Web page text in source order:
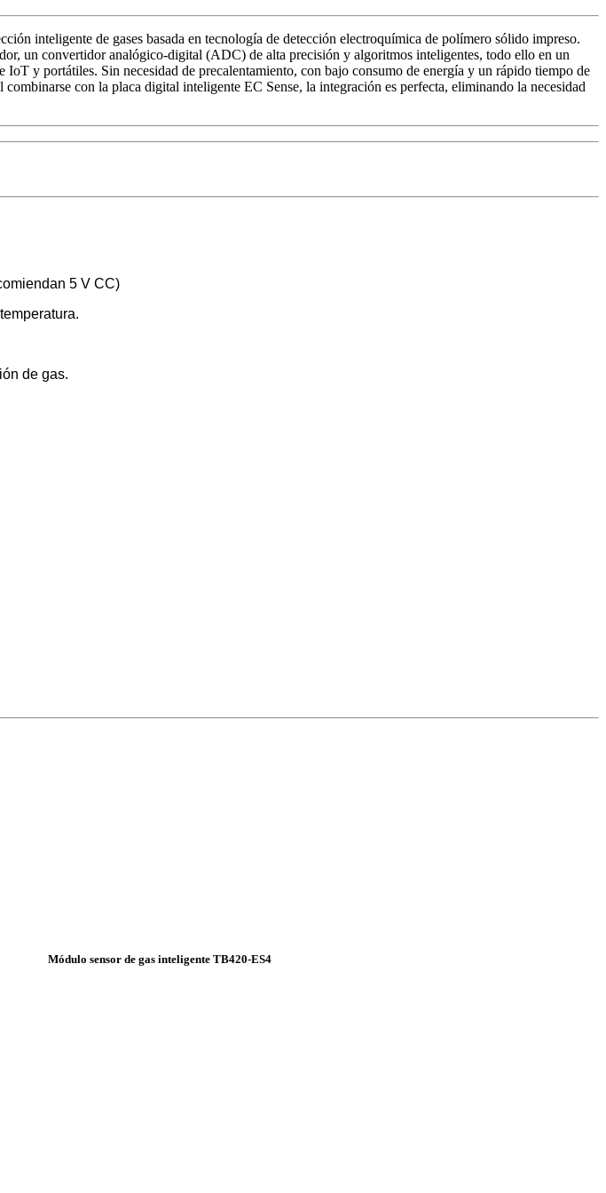
inteligente de gases basada en tecnología de detección electroquímica de polímero sólido impreso.
un convertidor analógico-digital (ADC) de alta precisión y algoritmos inteligentes, todo ello en un
y portátiles. Sin necesidad de precalentamiento, con bajo consumo de energía y un rápido tiempo de
con la placa digital inteligente EC Sense, la integración es perfecta, eliminando la necesidad
5 V CC)
de gas.
Módulo sensor de gas inteligente TB420-ES4